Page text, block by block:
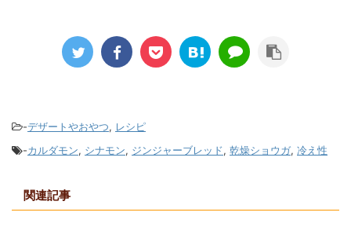
-デザートやおやつ, レシピ
-カルダモン, シナモン, ジンジャーブレッド, 乾燥ショウガ, 冷え性
関連記事